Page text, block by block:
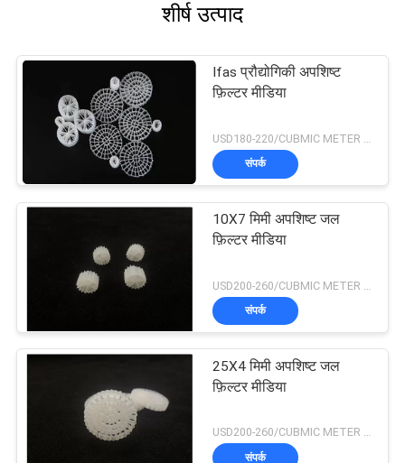
शीर्ष उत्पाद
Ifas प्रौद्योगिकी अपशिष्ट
फ़िल्टर मीडिया
संपर्क
10X7 मिमी अपशिष्ट जल
फ़िल्टर मीडिया
संपर्क
25X4 मिमी अपशिष्ट जल
फ़िल्टर मीडिया
USD200-260/CUBMIC METER MOQ:1CubmicMeter
संपर्क